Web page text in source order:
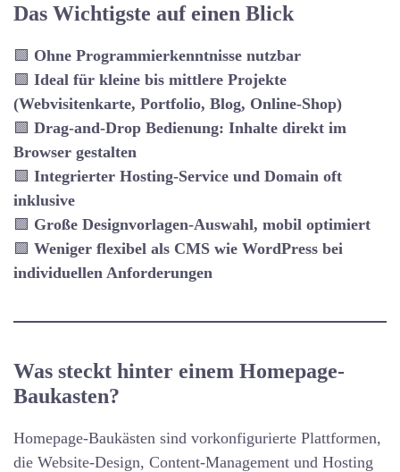
Das Wichtigste auf einen Blick
🟩 Ohne Programmierkenntnisse nutzbar
🟩 Ideal für kleine bis mittlere Projekte
(Webvisitenkarte, Portfolio, Blog, Online-Shop)
🟩 Drag-and-Drop Bedienung: Inhalte direkt im
Browser gestalten
🟩 Integrierter Hosting-Service und Domain oft
inklusive
🟩 Große Designvorlagen-Auswahl, mobil optimiert
🟩 Weniger flexibel als CMS wie WordPress bei
individuellen Anforderungen
Was steckt hinter einem Homepage-
Baukasten?
Homepage-Baukästen sind vorkonfigurierte Plattformen,
die Website-Design, Content-Management und Hosting